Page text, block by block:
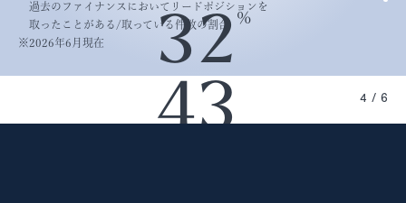
Read More
※2026年6月現在
2026年6月現在
※2026年6月現在
UTEC2号以降の投資先（全114件）のうち、初回投資時フェーズが
ド・アーリーステージであった件数の割合
※2026年6月現在
3
4
2
3
%
過去のファイナンスにおいて リードポジションを
取ったことがある/取っている件数の割合
※2026年6月現在
Read More
※2026年6月現在
2026年6月現在
4 / 6